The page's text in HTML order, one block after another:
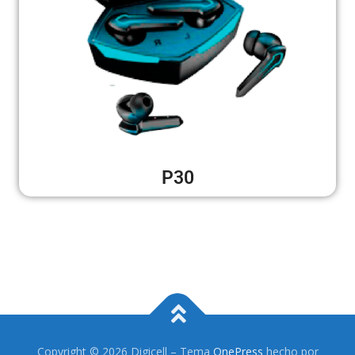
P30
Copyright © 2026 Digicell – Tema OnePress hecho por